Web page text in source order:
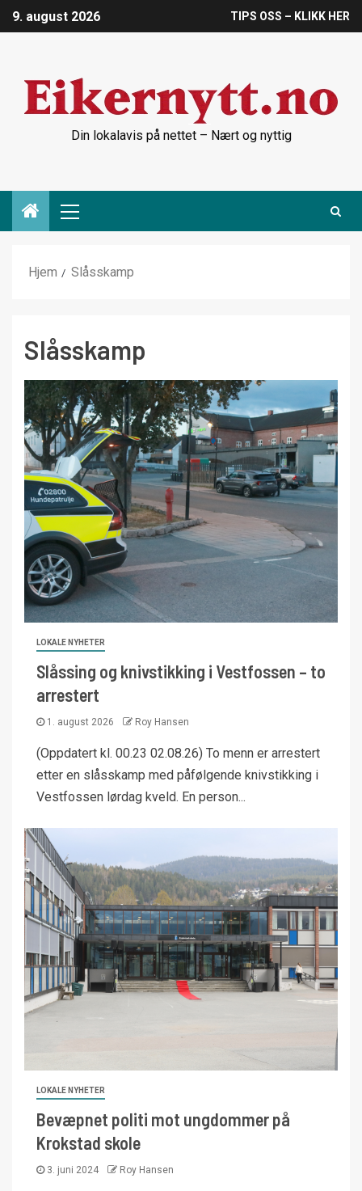
9. august 2026 TIPS OSS – KLIKK HER
Din lokalavis på nettet – Nært og nyttig
Hjem Slåsskamp
Slåsskamp
LOKALE NYHETER
Slåssing og knivstikking i Vestfossen – to
arrestert
1. august 2026 Roy Hansen
(Oppdatert kl. 00.23 02.08.26) To menn er arrestert
etter en slåsskamp med påfølgende knivstikking i
Vestfossen lørdag kveld. En person...
LOKALE NYHETER
Bevæpnet politi mot ungdommer på
Krokstad skole
3. juni 2024 Roy Hansen